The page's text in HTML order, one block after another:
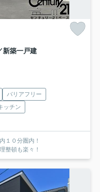
新築一戸建
バリアフリー
ッチン
１０分圏内！
整頓も楽々！